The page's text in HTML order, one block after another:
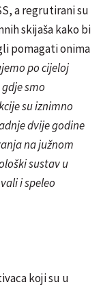
a regrutirani su
skijaša kako bi
pomagati onima
po cijeloj
smo
su iznimno
dvije godine
na južnom
sustav u
i speleo
koji su u